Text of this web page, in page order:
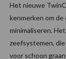
Het nieuwe
kenmerken om
minimaliseren.
zeefsystemen,
voor schoon